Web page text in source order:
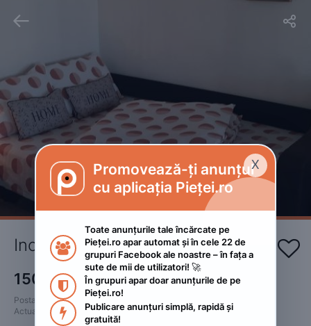
 
Inchiriere 
150 RON
Postat
2023. aprilie 21.
Actualizat
2023. aprilie 21.
X
Promovează-ți anunțul
cu aplicația Pieței.ro

Toate anunțurile tale încărcate pe
Pieței.ro apar automat și în cele 22 de
grupuri Facebook ale noastre – în fața a
sute de mii de utilizatori! 🚀

În grupuri apar doar anunțurile de pe
Pieței.ro!

Publicare anunțuri simplă, rapidă și
gratuită!